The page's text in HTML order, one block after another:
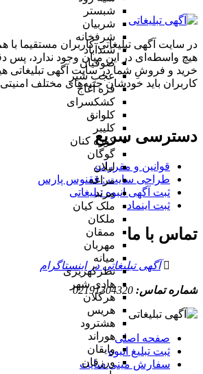
شبستر
شربیان
شرفخانه
شندآباد
صوفیان
عجب شیر
قره آغاج
کشکسرای
کلوانق
کلیبر
کوزه کنان
گوگان
لیلان
مراغه
مرند
ملک کیان
ملکان
ممقان
مهربان
میانه
نظرکهریزی
هادی شهر
هرگلان
هریس
هشترود
هوراند
وایقان
ورزقان
در سایت آگهی تبلیغاتی کاربران مستقیما
هیچ واسطه‌ای در این میان وجود ندارد، پس
خرید و فروشِ شما در سایت آگهی تبلیغاتی
کاربران باید خودشان جنبه‌های مختلف امنیتی
دسترسی سریع
قوانین و مقررات
طراحی سایت : ققنوس پارس
ثبت آگهی انبوه تبلیغاتی
ثبت اینماد
تماس با ما
آگهی تبلیغاتی در اینستاگرام
شماره تماس: 02191304320
صفحه اصلی
ثبت تبلیغ انبوه
سفارش مینی سایت